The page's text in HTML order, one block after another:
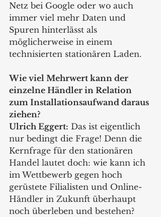
Netz bei Google oder wo auch
immer viel mehr Daten und
Spuren hinterlässt als
möglicherweise in einem
technisierten stationären Laden.
Wie viel Mehrwert kann der
einzelne Händler in Relation
zum Installationsaufwand daraus
ziehen?
Ulrich Eggert: Das ist eigentlich
nur bedingt die Frage! Denn die
Kernfrage für den stationären
Handel lautet doch: wie kann ich
im Wettbewerb gegen hoch
gerüstete Filialisten und Online-
Händler in Zukunft überhaupt
noch überleben und bestehen?